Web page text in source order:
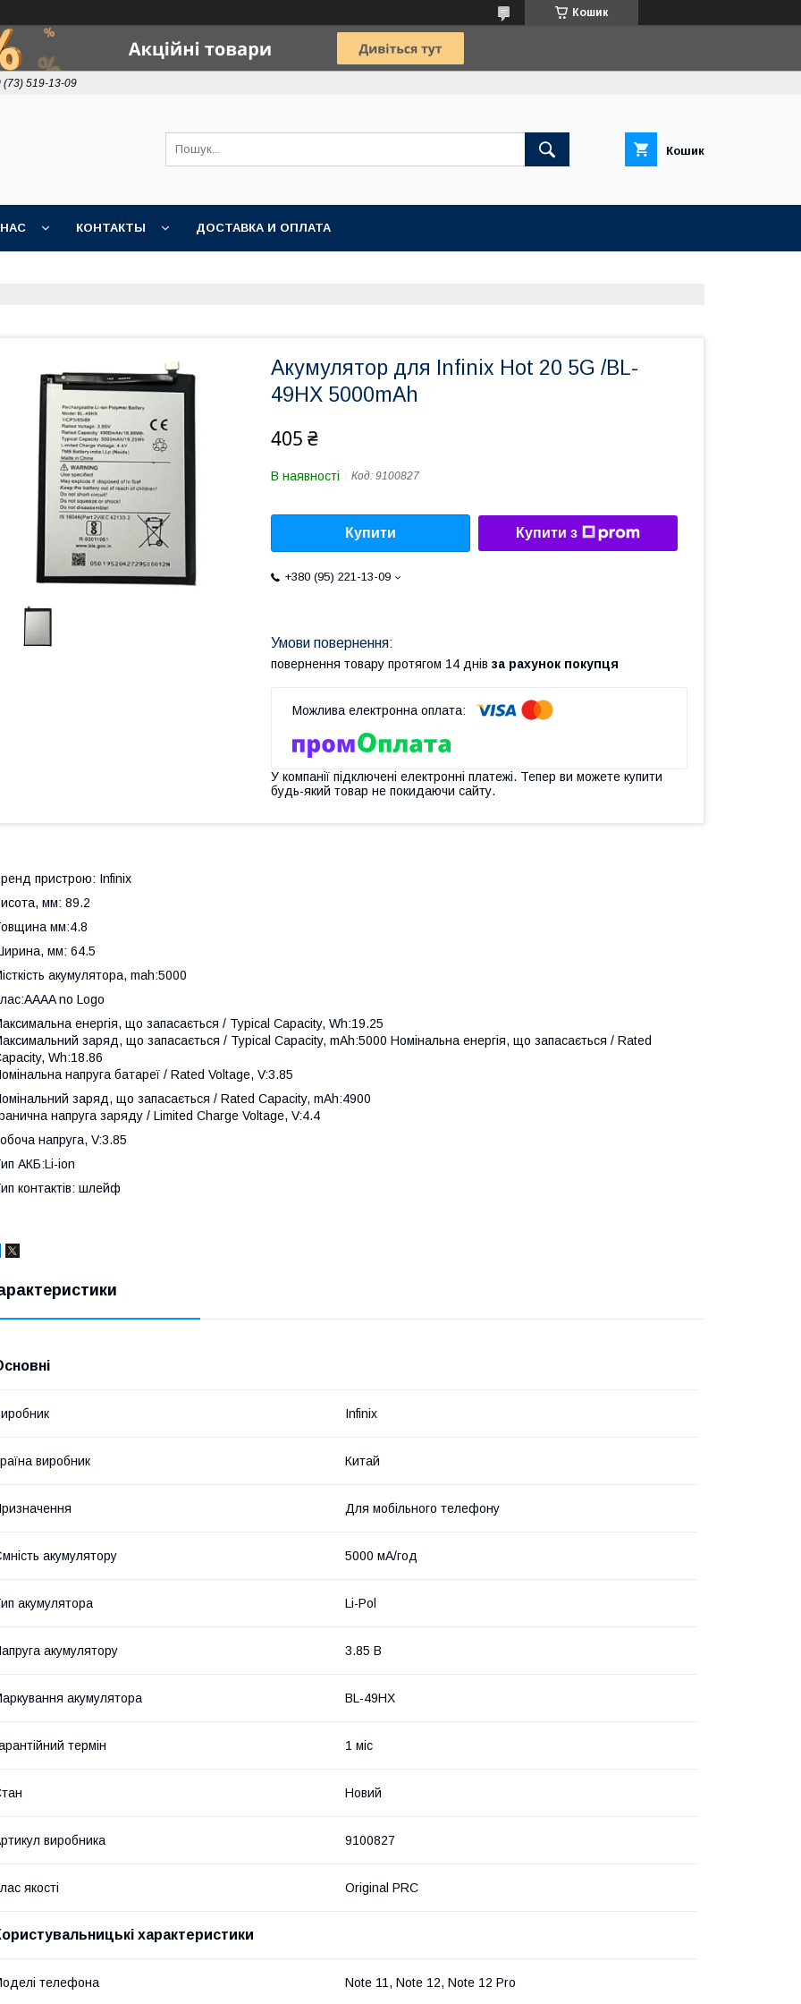
Кошик
(73) 519-13-09
Кошик
КОНТАКТЫ ДОСТАВКА И ОПЛАТА
Акумулятор для Infinix Hot 20 5G /BL-
49HX 5000mAh
405 ₴
В наявності Код: 9100827
Купити Купити з
+380 (95) 221-13-09
повернення товару протягом 14 днів за рахунок покупця
У компанії підключені електронні платежі. Тепер ви можете купити
будь-який товар не покидаючи сайту.
пристрою: Infinix
мм: 89.2
мм:4.8
мм: 64.5
акумулятора, mah:5000
no Logo
енергія, що запасається / Typical Capacity, Wh:19.25
заряд, що запасається / Typical Capacity, mAh:5000 Номінальна енергія, що запасається / Rated
Wh:18.86
напруга батареї / Rated Voltage, V:3.85
заряд, що запасається / Rated Capacity, mAh:4900
напруга заряду / Limited Charge Voltage, V:4.4
напруга, V:3.85
АКБ:Li-ion
контактів: шлейф
Infinix
виробник Китай
Для мобільного телефону
акумулятору 5000 мА/год
акумулятора Li-Pol
акумулятору 3.85 В
акумулятора BL-49HX
термін 1 міс
Новий
виробника 9100827
якості Original PRC
характеристики
телефона Note 11, Note 12, Note 12 Pro